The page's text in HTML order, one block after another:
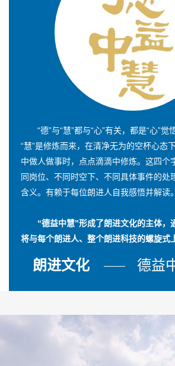
“德”与“慧”都与“心”有关，都是“心”觉
“慧”是修炼而来，在清净无为的空杯心态
中做人做事时，点点滴滴中修炼。这四个
同岗位、不同时空下、不同具体事件的处
含义。有赖于每位朗进人自我感悟并解读。
“德益中慧”形成了朗进文化的主体，
将与每个朗进人、整个朗进科技的螺旋式
朗进文化 德益